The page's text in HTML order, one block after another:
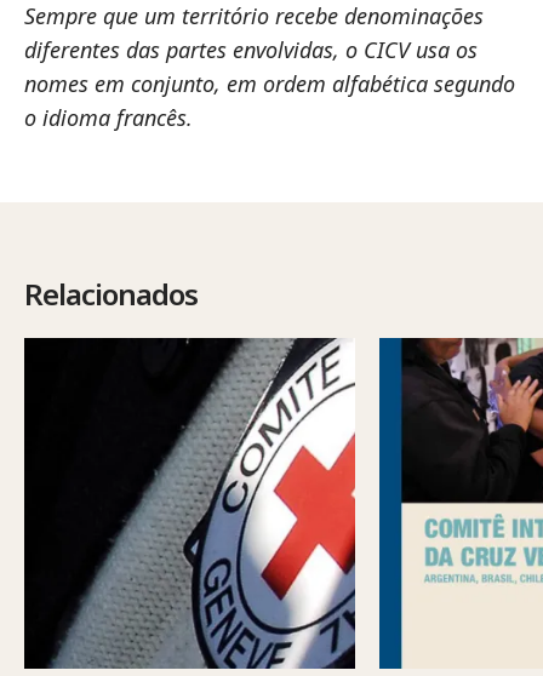
Sempre que um território recebe denominações
diferentes das partes envolvidas, o CICV usa os
nomes em conjunto, em ordem alfabética segundo
o idioma francês.
Relacionados